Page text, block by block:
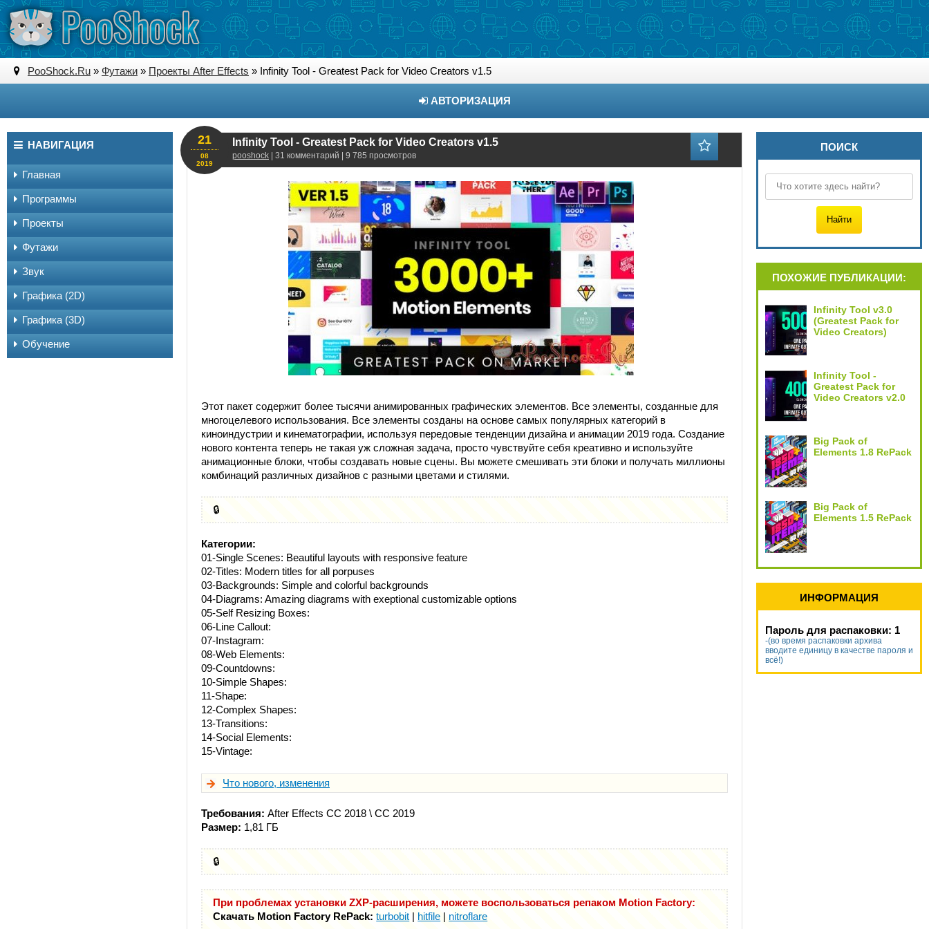
PooShock.Ru » Футажи » Проекты After Effects » Infinity Tool - Greatest Pack for Video Creators v1.5
АВТОРИЗАЦИЯ
Infinity Tool - Greatest Pack for Video Creators v1.5
pooshock | 31 комментарий | 9 785 просмотров
21
08
2019
Этот пакет содержит более тысячи анимированных графических элементов. Все элементы, созданные для
многоцелевого использования. Все элементы созданы на основе самых популярных категорий в
киноиндустрии и кинематографии, используя передовые тенденции дизайна и анимации 2019 года. Создание
нового контента теперь не такая уж сложная задача, просто чувствуйте себя креативно и используйте
анимационные блоки, чтобы создавать новые сцены. Вы можете смешивать эти блоки и получать миллионы
комбинаций различных дизайнов с разными цветами и стилями.
🔒
Категории:
01-Single Scenes: Beautiful layouts with responsive feature
02-Titles: Modern titles for all porpuses
03-Backgrounds: Simple and colorful backgrounds
04-Diagrams: Amazing diagrams with exeptional customizable options
05-Self Resizing Boxes:
06-Line Callout:
07-Instagram:
08-Web Elements:
09-Countdowns:
10-Simple Shapes:
11-Shape:
12-Complex Shapes:
13-Transitions:
14-Social Elements:
15-Vintage:
Что нового, изменения
Требования: After Effects CC 2018 \ CC 2019
Размер: 1,81 ГБ
🔒
При проблемах установки ZXP-расширения, можете воспользоваться репаком Motion Factory:
Скачать Motion Factory RePack: turbobit | hitfile | nitroflare
НАВИГАЦИЯ
Главная
Программы
Проекты
Футажи
Звук
Графика (2D)
Графика (3D)
Обучение
ПОИСК
ПОХОЖИЕ ПУБЛИКАЦИИ:
Infinity Tool v3.0
(Greatest Pack for
Video Creators)
Infinity Tool -
Greatest Pack for
Video Creators v2.0
Big Pack of
Elements 1.8 RePack
Big Pack of
Elements 1.5 RePack
ИНФОРМАЦИЯ
Пароль для распаковки: 1
-(во время распаковки архива
вводите единицу в качестве пароля и
всё!)